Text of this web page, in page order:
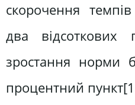
скорочення
два відсоткових
зростання норми
процентний